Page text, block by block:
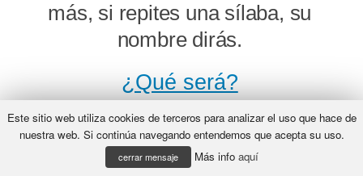
más, si repites una sílaba, su
nombre dirás.
¿Qué será?
Paco Pepe es ese hombre, ¿me
Este sitio web utiliza cookies de terceros para analizar el uso que hace de
nuestra web. Si continúa navegando entendemos que acepta su uso.
cerrar mensaje Más info aquí